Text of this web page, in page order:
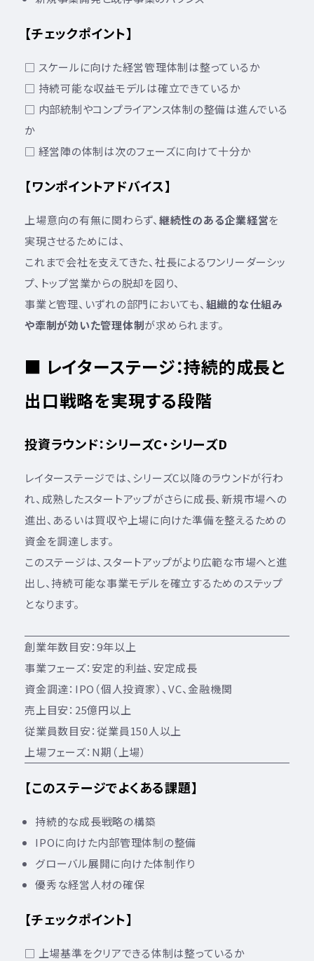
【チェックポイント】
□ スケールに向けた経営管理体制は整っているか
□ 持続可能な収益モデルは確立できているか
□ 内部統制やコンプライアンス体制の整備は進んでいる
か
□ 経営陣の体制は次のフェーズに向けて十分か
【ワンポイントアドバイス】
上場意向の有無に関わらず、 継続性のある企業経営を
実現させるためには、
これまで会社を支えてきた、社長によるワンリーダーシッ
プ、トップ営業からの脱却を図り、
事業と管理、いずれの部門においても、 組織的な仕組み
や牽制が効いた管理体制が求められます。
■ レイターステージ：持続的成長と
出口戦略を実現する段階
投資ラウンド：シリーズC・シリーズD
レイターステージでは、シリーズC以降のラウンドが行わ
れ、成熟したスタートアップがさらに成長、新規市場への
進出、あるいは買収や上場に向けた準備を整えるための
資金を調達します。
このステージは、スタートアップがより広範な市場へと進
出し、持続可能な事業モデルを確立するためのステップ
となります。
創業年数目安：9年以上
事業フェーズ：安定的利益、安定成長
資金調達：IPO（個人投資家）、VC、金融機関
売上目安：25億円以上
従業員数目安：従業員150人以上
上場フェーズ：N期（上場）
【このステージでよくある課題】
持続的な成長戦略の構築
IPOに向けた内部管理体制の整備
グローバル展開に向けた体制作り
優秀な経営人材の確保
【チェックポイント】
□ 上場基準をクリアできる体制は整っているか